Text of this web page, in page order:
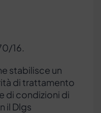
16.
stabilisce un
di trattamento
di condizioni di
il Dlgs